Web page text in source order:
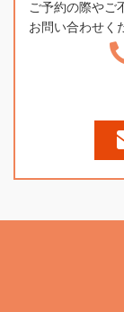
ご予約の際やご
お問い合わせく